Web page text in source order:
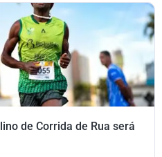
de Corrida de Rua será